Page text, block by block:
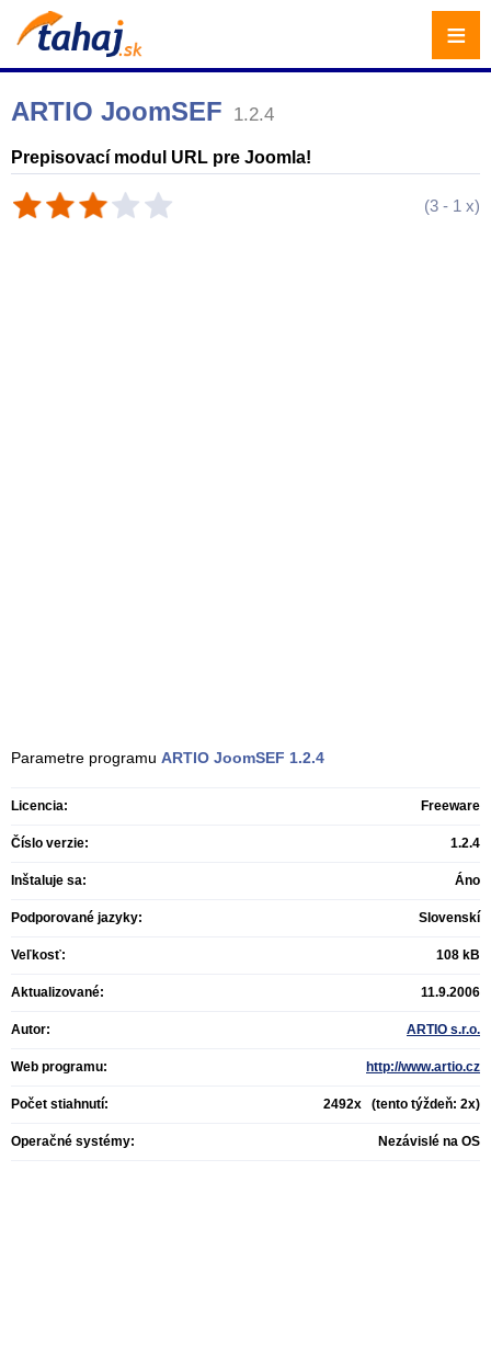
ARTIO JoomSEF 1.2.4
Prepisovací modul URL pre Joomla!
(3 - 1 x)
Parametre programu ARTIO JoomSEF 1.2.4
Licencia: Freeware
Číslo verzie: 1.2.4
Inštaluje sa: Áno
Podporované jazyky: Slovenskí
Veľkosť: 108 kB
Aktualizované: 11.9.2006
Autor: ARTIO s.r.o.
Web programu: http://www.artio.cz
Počet stiahnutí: 2492x (tento týždeň: 2x)
Operačné systémy: Nezávislé na OS
≡